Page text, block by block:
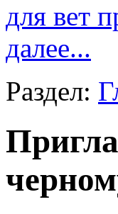
для вет
далее...
Раздел: